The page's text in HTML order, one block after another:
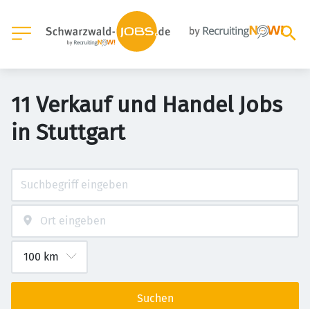
11 Verkauf und Handel Jobs
in Stuttgart
Suchen